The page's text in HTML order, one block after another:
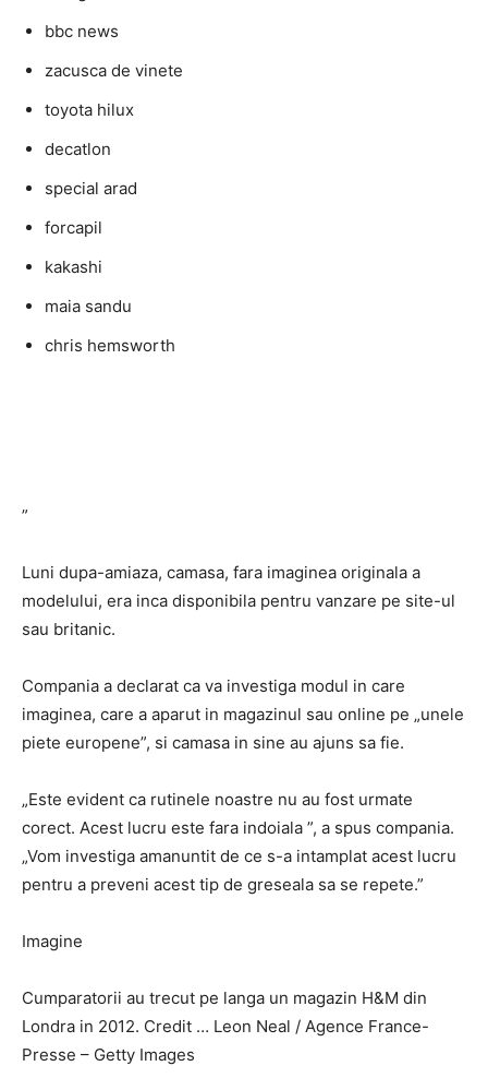
bbc news
zacusca de vinete
toyota hilux
decatlon
special arad
forcapil
kakashi
maia sandu
chris hemsworth
”
Luni dupa-amiaza, camasa, fara imaginea originala a
modelului, era inca disponibila pentru vanzare pe site-ul
sau britanic.
Compania a declarat ca va investiga modul in care
imaginea, care a aparut in magazinul sau online pe „unele
piete europene”, si camasa in sine au ajuns sa fie.
„Este evident ca rutinele noastre nu au fost urmate
corect. Acest lucru este fara indoiala ”, a spus compania.
„Vom investiga amanuntit de ce s-a intamplat acest lucru
pentru a preveni acest tip de greseala sa se repete.”
Imagine
Cumparatorii au trecut pe langa un magazin H&M din
Londra in 2012. Credit … Leon Neal / Agence France-
Presse – Getty Images